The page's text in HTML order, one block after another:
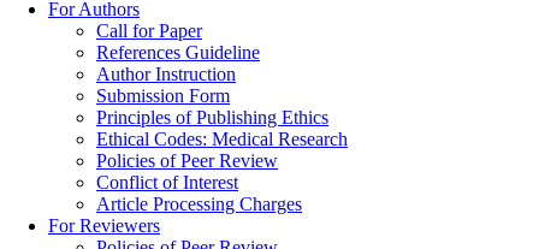
For Authors
Call for Paper
References Guideline
Author Instruction
Submission Form
Principles of Publishing Ethics
Ethical Codes: Medical Research
Policies of Peer Review
Conflict of Interest
Article Processing Charges
For Reviewers